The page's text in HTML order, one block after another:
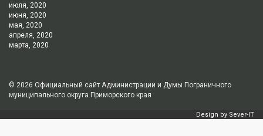
июля, 2020
июня, 2020
мая, 2020
апреля, 2020
марта, 2020
© 2026 Официальный сайт Администрации и Думы Пограничного
муниципального округа Приморского края
Design by Sever-IT